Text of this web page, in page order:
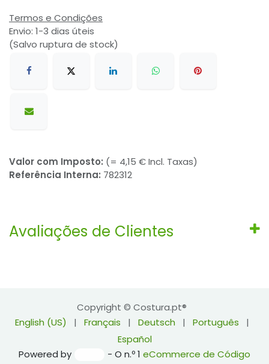
Termos e Condições
Envio: 1-3 dias úteis
(Salvo ruptura de stock)
Valor com Imposto: (= 4,15 € Incl. Taxas)
Referência Interna: 782312
Avaliações de Clientes
Copyright © Costura.pt®
English (US)
| Français | Deutsch | Português
|
Español
Powered by
- O n.º 1 eCommerce de Código